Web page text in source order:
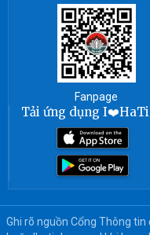
Fanpage
Tải ứng dụng
Ghi rõ nguồn Cổng Thông tin